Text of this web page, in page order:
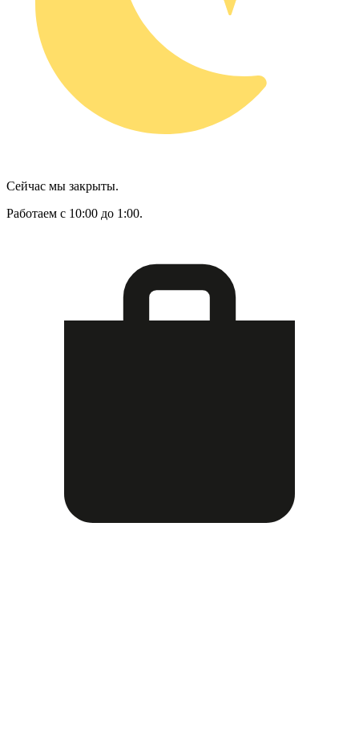
Сейчас мы закрыты.
Работаем с 10:00 до 1:00.